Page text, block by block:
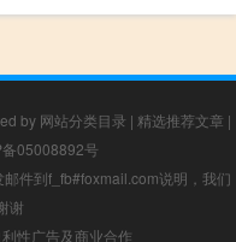
by 网站分类目录 | 精选推荐文章 |
05008892号
件到f_fb#foxmail.com说明，我们
谢
性广告及商业合作